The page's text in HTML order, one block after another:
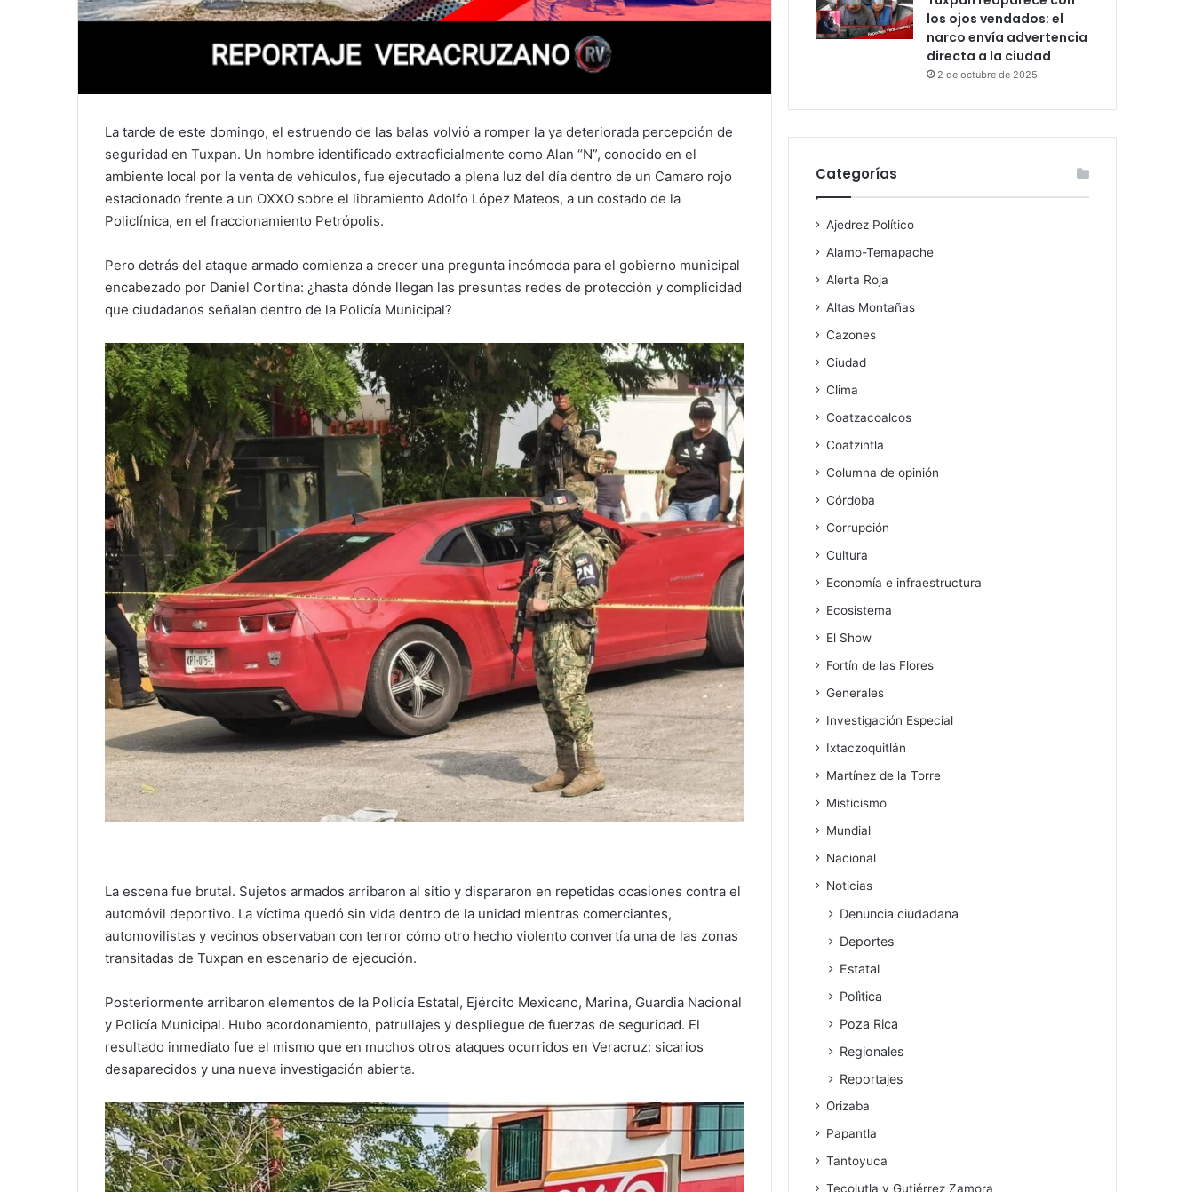
La tarde de este domingo, el estruendo de las balas volvió a romper la ya deteriorada percepción de
seguridad en Tuxpan. Un hombre identificado extraoficialmente como Alan “N”, conocido en el
ambiente local por la venta de vehículos, fue ejecutado a plena luz del día dentro de un Camaro rojo
estacionado frente a un OXXO sobre el libramiento Adolfo López Mateos, a un costado de la
Policlínica, en el fraccionamiento Petrópolis.
Pero detrás del ataque armado comienza a crecer una pregunta incómoda para el gobierno municipal
encabezado por Daniel Cortina: ¿hasta dónde llegan las presuntas redes de protección y complicidad
que ciudadanos señalan dentro de la Policía Municipal?
La escena fue brutal. Sujetos armados arribaron al sitio y dispararon en repetidas ocasiones contra el
automóvil deportivo. La víctima quedó sin vida dentro de la unidad mientras comerciantes,
automovilistas y vecinos observaban con terror cómo otro hecho violento convertía una de las zonas
transitadas de Tuxpan en escenario de ejecución.
Posteriormente arribaron elementos de la Policía Estatal, Ejército Mexicano, Marina, Guardia Nacional
y Policía Municipal. Hubo acordonamiento, patrullajes y despliegue de fuerzas de seguridad. El
resultado inmediato fue el mismo que en muchos otros ataques ocurridos en Veracruz: sicarios
desaparecidos y una nueva investigación abierta.
los ojos vendados: el
narco envía advertencia
directa a la ciudad
2 de octubre de 2025
Categorías
Ajedrez Político
Alamo-Temapache
Alerta Roja
Altas Montañas
Cazones
Ciudad
Clima
Coatzacoalcos
Coatzintla
Columna de opinión
Córdoba
Corrupción
Cultura
Economía e infraestructura
Ecosistema
El Show
Fortín de las Flores
Generales
Investigación Especial
Ixtaczoquitlán
Martínez de la Torre
Misticismo
Mundial
Nacional
Noticias
Denuncia ciudadana
Deportes
Estatal
Polìtica
Poza Rica
Regionales
Reportajes
Orizaba
Papantla
Tantoyuca
Tecolutla y Gutiérrez Zamora